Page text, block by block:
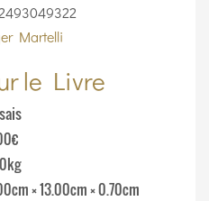
Martelli
le Livre
× 13.00cm × 0.70cm